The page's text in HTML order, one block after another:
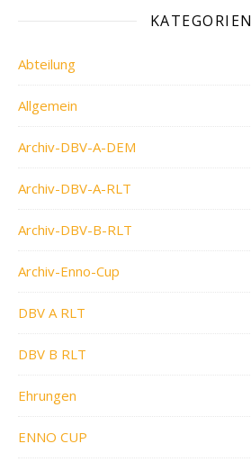
KATEGORIEN
Abteilung
Allgemein
Archiv-DBV-A-DEM
Archiv-DBV-A-RLT
Archiv-DBV-B-RLT
Archiv-Enno-Cup
DBV A RLT
DBV B RLT
Ehrungen
ENNO CUP